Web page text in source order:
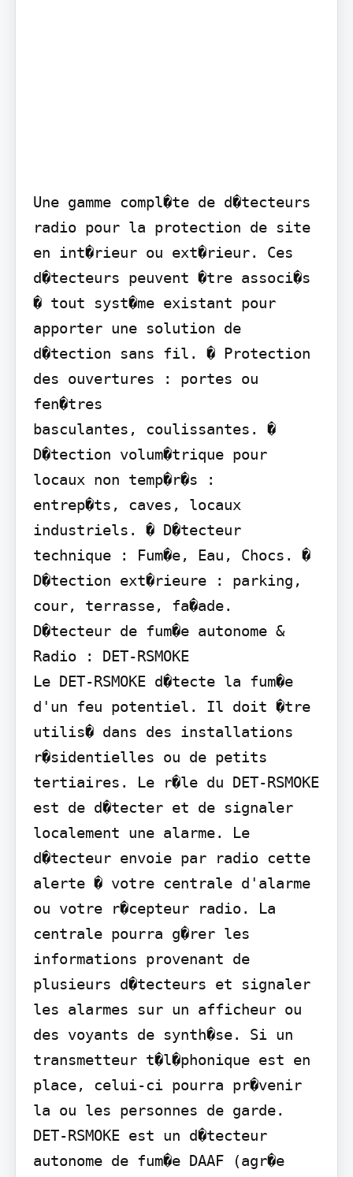
Une gamme compl�te de d�tecteurs
radio pour la protection de site
en int�rieur ou ext�rieur. Ces
d�tecteurs peuvent �tre associ�s
� tout syst�me existant pour
apporter une solution de
d�tection sans fil. � Protection
des ouvertures : portes ou
fen�tres
basculantes, coulissantes. �
D�tection volum�trique pour
locaux non temp�r�s :
entrep�ts, caves, locaux
industriels. � D�tecteur
technique : Fum�e, Eau, Chocs. �
D�tection ext�rieure : parking,
cour, terrasse, fa�ade.
D�tecteur de fum�e autonome &
Radio : DET-RSMOKE
Le DET-RSMOKE d�tecte la fum�e
d'un feu potentiel. Il doit �tre
utilis� dans des installations
r�sidentielles ou de petits
tertiaires. Le r�le du DET-RSMOKE
est de d�tecter et de signaler
localement une alarme. Le
d�tecteur envoie par radio cette
alerte � votre centrale d'alarme
ou votre r�cepteur radio. La
centrale pourra g�rer les
informations provenant de
plusieurs d�tecteurs et signaler
les alarmes sur un afficheur ou
des voyants de synth�se. Si un
transmetteur t�l�phonique est en
place, celui-ci pourra pr�venir
la ou les personnes de garde.
DET-RSMOKE est un d�tecteur
autonome de fum�e DAAF (agr�e